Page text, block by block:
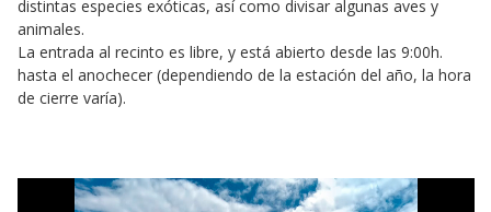
distintas especies exóticas, así como divisar algunas aves y
animales.
La entrada al recinto es libre, y está abierto desde las 9:00h.
hasta el anochecer (dependiendo de la estación del año, la hora
de cierre varía).